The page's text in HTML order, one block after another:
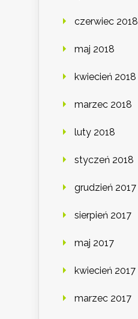
czerwiec 2018
maj 2018
kwiecień 2018
marzec 2018
luty 2018
styczeń 2018
grudzień 2017
sierpień 2017
maj 2017
kwiecień 2017
marzec 2017